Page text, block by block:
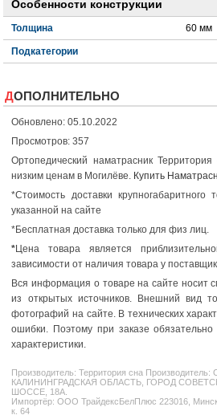
Особенности конструкции
Толщина 60 мм
Подкатегории
ДОПОЛНИТЕЛЬНО
Обновлено: 05.10.2022
Просмотров: 357
Ортопедический наматрасник
низким ценам в Могилёве. Купить
*Стоимость доставки
указанной на сайте
*Бесплатная доставка только для физ лиц.
*Цена товара является
зависимости от наличия товара у
Вся информация о товаре на сайте носит
из открытых источников. Внешний вид
фотографий на сайте. В технических
ошибки. Поэтому при заказе
характеристики.
Производитель:Территория сна
КАЛИНИНГРАДСКАЯ ОБЛАСТЬ, ГОРОД
ШОССЕ, 18А.
Импортёр: ООО ТрайдексБелПлюс 223016,
к. 64